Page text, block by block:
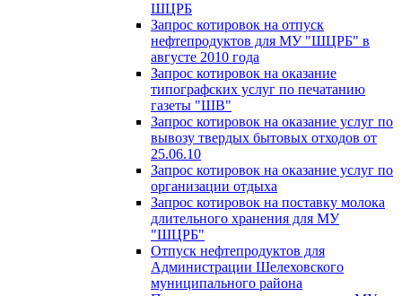
ШЦРБ
Запрос котировок на отпуск
нефтепродуктов для МУ "ШЦРБ" в
августе 2010 года
Запрос котировок на оказание
типографских услуг по печатанию
газеты "ШВ"
Запрос котировок на оказание услуг по
вывозу твердых бытовых отходов от
25.06.10
Запрос котировок на оказание услуг по
организации отдыха
Запрос котировок на поставку молока
длительного хранения для МУ
"ШЦРБ"
Отпуск нефтепродуктов для
Администрации Шелеховского
муниципального района